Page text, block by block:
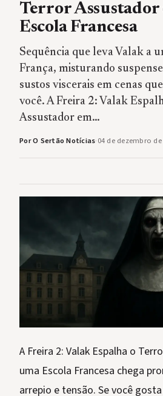
Terror Assustador
Escola Francesa
Sequência que leva Valak a
França, misturando
sustos viscerais em cenas
você. A Freira 2: Valak
Assustador em…
Por O Sertão Notícias·04 de dezembro de
A Freira 2: Valak Espalha o
uma Escola Francesa chega
arrepio e tensão. Se você